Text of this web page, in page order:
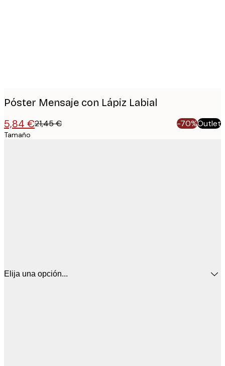
Póster Mensaje con Lápiz Labial
5,84 €21,45 € -70%Outlet
Tamaño
Elija una opción...